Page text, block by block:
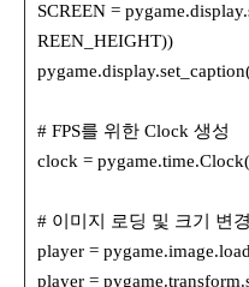
SCREEN =
REEN_HEIGHT))
# FPS를 위한 Clock 생성
clock =
# 이미지 로딩 및 크기 변경
player =
player =